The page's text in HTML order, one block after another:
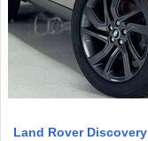
Land Rover Discovery